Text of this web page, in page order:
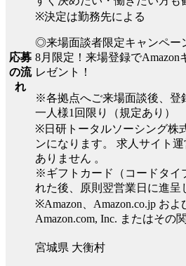
応募
の流
れ
※決定は勤務先による
◎来場面談者限定キャンペー
8月限定！来場登録でAmazon
レゼント！
※各拠点へご来場面談後、登
一人様1回限り（規定あり）
※日研トータルソーシング株
ンになります。 求人サイト
ありません 。
※ギフトカード（コードタイ
れた後、原則翌営業日に進呈
※Amazon、Amazon.co.jp お
Amazon.com, Inc. またはその
宮城県 大衡村